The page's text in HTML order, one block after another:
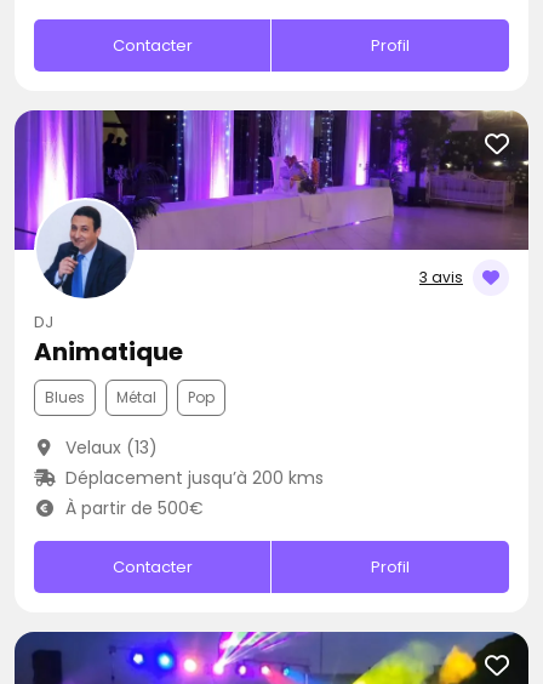
Contacter Profil
3 avis
DJ
Animatique
Blues Métal Pop
Velaux (13)
Déplacement jusqu’à 200 kms
À partir de 500€
Contacter Profil